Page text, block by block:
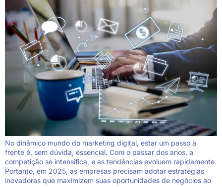
No dinâmico mundo do marketing digital, estar um passo à
frente é, sem dúvida, essencial. Com o passar dos anos, a
competição se intensifica, e as tendências evoluem rapidamente.
Portanto, em 2025, as empresas precisam adotar estratégias
inovadoras que maximizem suas oportunidades de negócios ao